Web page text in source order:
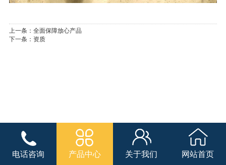
上一条： 全面保障放心产品
下一条： 资质
电话咨询 产品中心 关于我们 网站首页